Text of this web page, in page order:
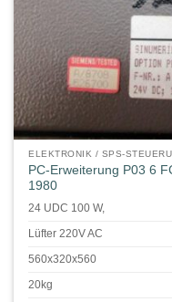
ELEKTRONIK / SPS-
PC-Erweiterung P03 6
1980
24 UDC 100 W,
Lüfter 220V AC
560x320x560
20kg